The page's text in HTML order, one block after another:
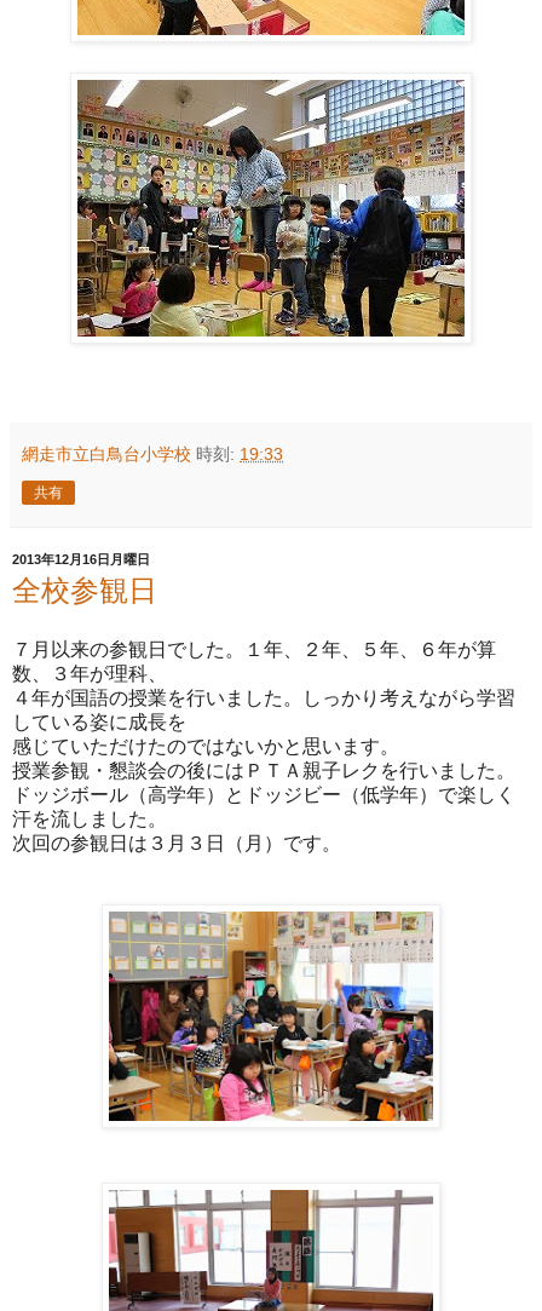
網走市立白鳥台小学校 時刻: 19:33
共有
2013年12月16日月曜日
全校参観日
７月以来の参観日でした。１年、２年、５年、６年が算
数、３年が理科、
４年が国語の授業を行いました。しっかり考えながら学習
している姿に成長を
感じていただけたのではないかと思います。
授業参観・懇談会の後にはＰＴＡ親子レクを行いました。
ドッジボール（高学年）とドッジビー（低学年）で楽しく
汗を流しました。
次回の参観日は３月３日（月）です。